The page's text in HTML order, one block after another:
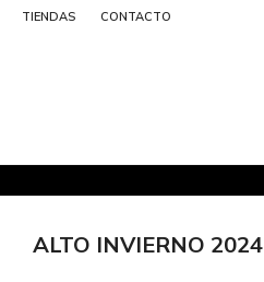
TIENDAS CONTACTO
ALTO INVIERNO 2024